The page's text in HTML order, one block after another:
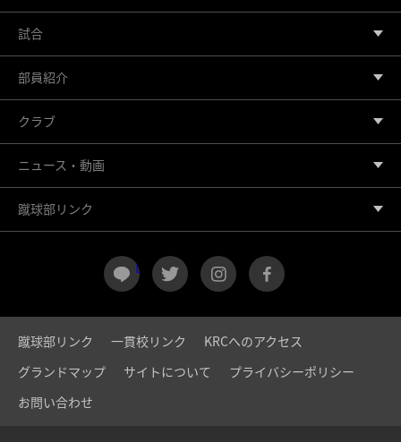
LINE twitter instagram
試合
部員紹介
クラブ
ニュース・動画
蹴球部リンク
蹴球部リンク 一貫校リンク
KRCへのアクセス
グランドマップ
サイトについて
プライバシーポリシー
お問い合わせ